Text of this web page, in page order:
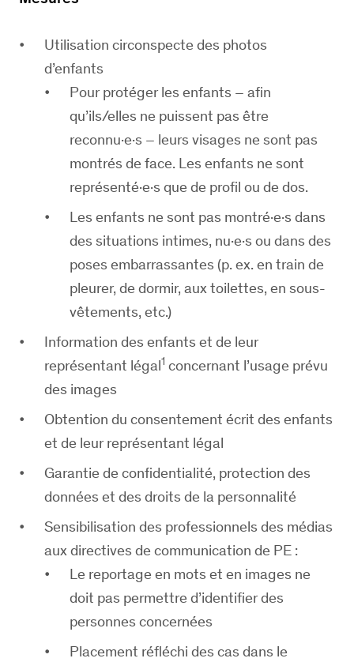
Utilisation circonspecte des photos
d’enfants
Pour protéger les enfants – afin
qu’ils/elles ne puissent pas être
reconnu·e·s – leurs visages ne sont pas
montrés de face. Les enfants ne sont
représenté·e·s que de profil ou de dos.
Les enfants ne sont pas montré·e·s dans
des situations intimes, nu·e·s ou dans des
poses embarrassantes (p. ex. en train de
pleurer, de dormir, aux toilettes, en sous-
vêtements, etc.)
Information des enfants et de leur
représentant légal1 concernant l’usage prévu
des images
Obtention du consentement écrit des enfants
et de leur représentant légal
Garantie de confidentialité, protection des
données et des droits de la personnalité
Sensibilisation des professionnels des médias
aux directives de communication de PE :
Le reportage en mots et en images ne
doit pas permettre d’identifier des
personnes concernées
Placement réfléchi des cas dans le